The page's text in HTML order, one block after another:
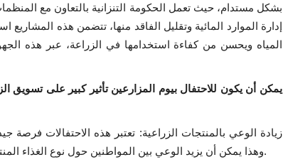
بشكل مستدام، حيث تعمل الحكومة التنزانية بالتعاون مع
إدارة الموارد المائية وتقليل الفاقد منها، تتضمن هذه
المياه ويحسن من كفاءة استخدامها في الزراعة، عبر هذه
يمكن أن يكون للاحتفال بيوم المزارعين تأثير كبير على تسويق
زيادة الوعي بالمنتجات الزراعية: تعتبر هذه الاحتفالات فرصة
وهذا يمكن أن يزيد الوعي بين المواطنين حول نوع الغذاء المنتج في البلاد وبالتالي تشجيع شراء المنتجات المحلية.